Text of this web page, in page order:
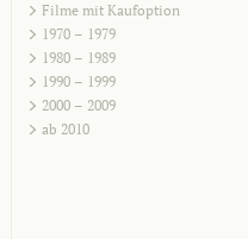
Filme mit Kaufoption
1970 – 1979
1980 – 1989
1990 – 1999
2000 – 2009
ab 2010